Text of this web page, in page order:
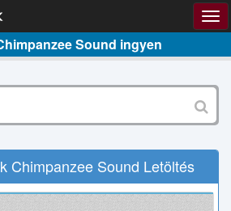
Sound ingyen
Chimpanzee Sound Letöltés